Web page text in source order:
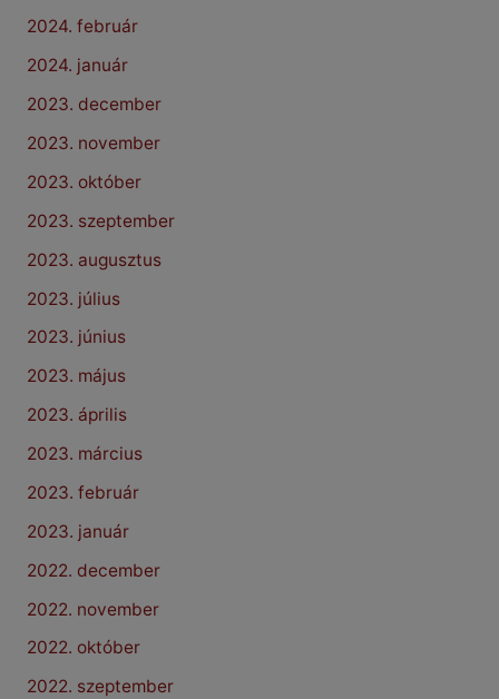
2024. február
2024. január
2023. december
2023. november
2023. október
2023. szeptember
2023. augusztus
2023. július
2023. június
2023. május
2023. április
2023. március
2023. február
2023. január
2022. december
2022. november
2022. október
2022. szeptember